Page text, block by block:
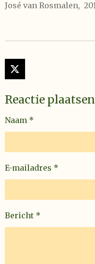
José van Rosmalen,
X
Reactie plaatsen
Naam *
E-mailadres *
Bericht *